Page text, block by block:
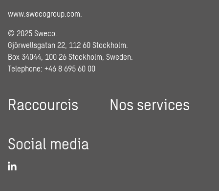
www.swecogroup.com
© 2025 Sweco.
Gjörwellsgatan 22, 112 60 Stockholm.
Box 34044, 100 26 Stockholm, Sweden.
Telephone: +46 8 695 60 00
Raccourcis Nos services
Social media